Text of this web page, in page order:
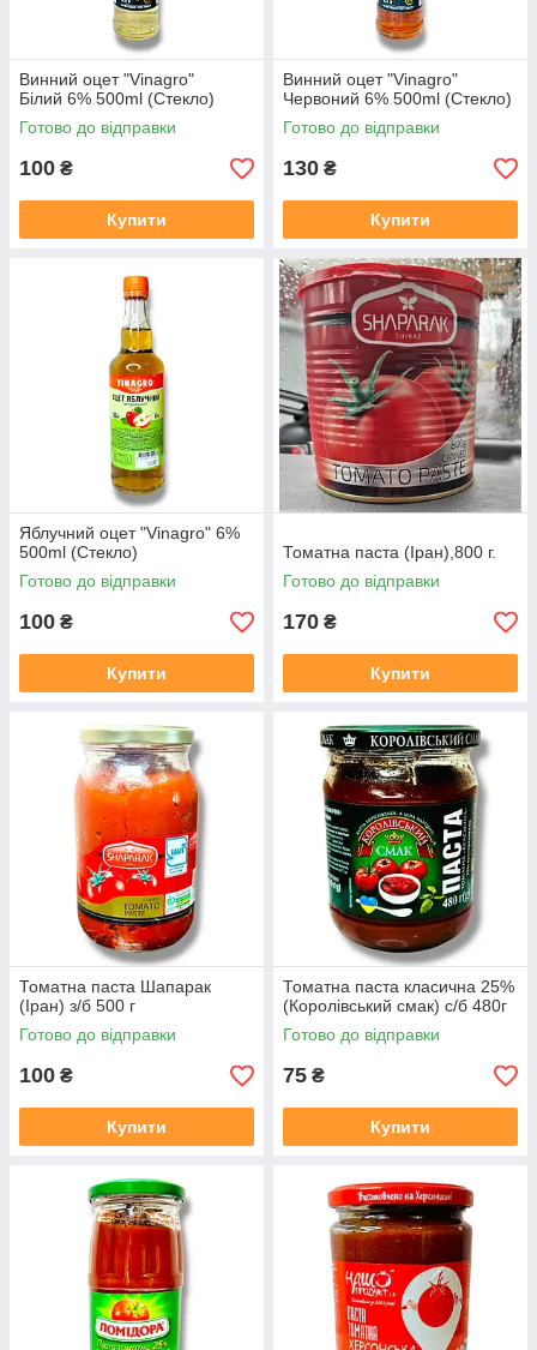
Винний оцет "Vinagro"
Білий 6% 500ml (Стекло)
Готово до відправки
100 ₴
Купити
Винний оцет "Vinagro"
Червоний 6% 500ml (Стекло)
Готово до відправки
130 ₴
Купити
Яблучний оцет "Vinagro" 6%
500ml (Стекло)
Готово до відправки
100 ₴
Купити
Томатна паста (Іран),800 г.
Готово до відправки
170 ₴
Купити
Томатна паста Шапарак
(Іран) з/б 500 г
Готово до відправки
100 ₴
Купити
Томатна паста класична 25%
(Королівський смак) с/б 480г
Готово до відправки
75 ₴
Купити